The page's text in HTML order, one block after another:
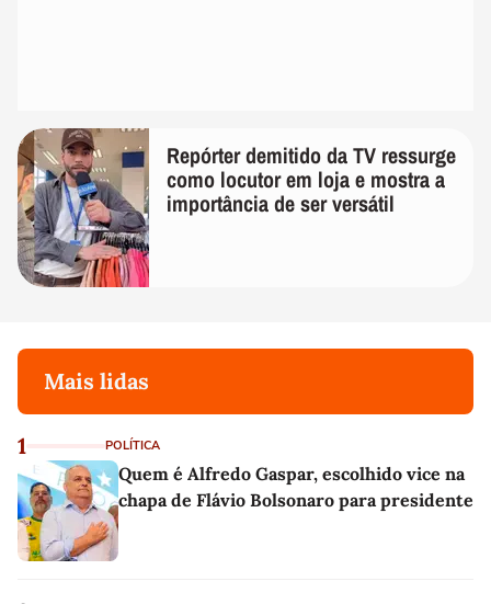
Repórter demitido da TV ressurge
como locutor em loja e mostra a
importância de ser versátil
Mais lidas
1 POLÍTICA
Quem é Alfredo Gaspar, escolhido vice na
chapa de Flávio Bolsonaro para presidente